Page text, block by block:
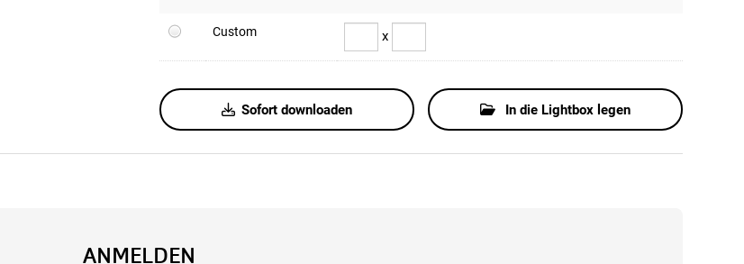
Custom x
Sofort downloaden In die Lightbox legen
ANMELDEN